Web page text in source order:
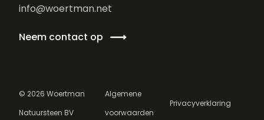
info@woertman.net
Neem contact op
© 2026 Woertman
Natuursteen BV
Algemene
voorwaarden
Privacyverklaring